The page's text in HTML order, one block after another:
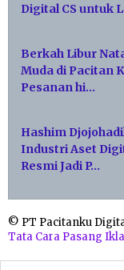
Digital CS untuk
Berkah Libur
Muda di Pacitan
Pesanan hi…
Hashim
Industri Aset
Resmi Jadi P…
© PT Pacitanku
Tata Cara Pasang